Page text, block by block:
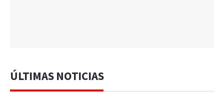
ÚLTIMAS NOTICIAS